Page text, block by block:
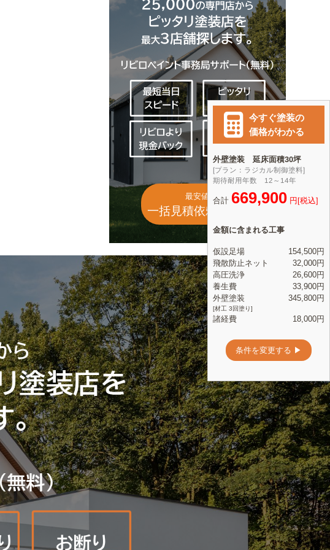
最安値
一括見積依頼(無料)